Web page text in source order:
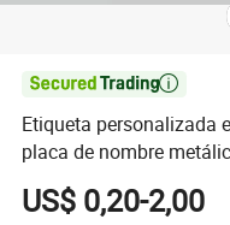

Etiqueta personalizada
placa de nombre
US$ 0,20-2,00